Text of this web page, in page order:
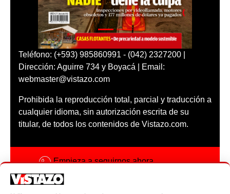
Teléfono: (+593) 985860991 - (042) 2327200 |
Dirección: Aguirre 734 y Boyacá | Email:
webmaster@vistazo.com
Prohibida la reproducción total, parcial y traducción a
cualquier idioma, sin autorización escrita de su
titular, de todos los contenidos de Vistazo.com.
Empieza a seguirnos ahora